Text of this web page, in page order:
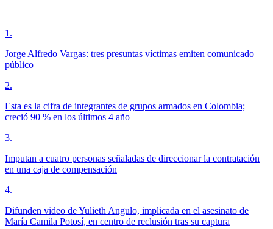
1 .
Jorge Alfredo Vargas: tres presuntas víctimas emiten comunicado
público
2.
Esta es la cifra de integrantes de grupos armados en Colombia;
creció 90 % en los últimos 4 año
3.
Imputan a cuatro personas señaladas de direccionar la contratación
en una caja de compensación
4.
Difunden video de Yulieth Angulo, implicada en el asesinato de
María Camila Potosí, en centro de reclusión tras su captura